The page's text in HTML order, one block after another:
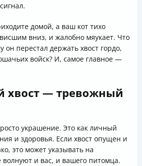
домой, а ваш кот тихо
вниз, и жалобно мяукает. Что
он перестал держать хвост гордо,
войск? И, самое главное —
хвост — тревожный
украшение. Это как личный
и здоровья. Если хвост опущен и
это может указывать на
и вас, и вашего питомца.